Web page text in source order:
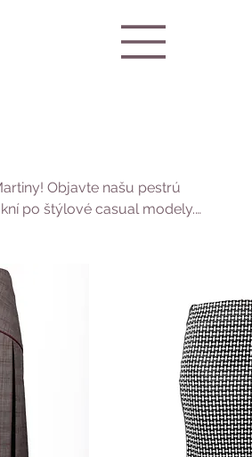
Objavte našu pestrú
po štýlové casual modely.
nájdete dámske sukne v
Doplňte svoj šatník